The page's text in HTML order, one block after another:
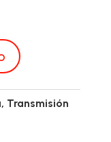
, Transmisión